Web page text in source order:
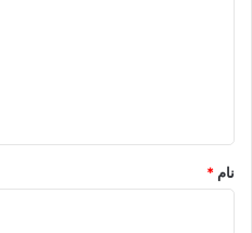
نام *